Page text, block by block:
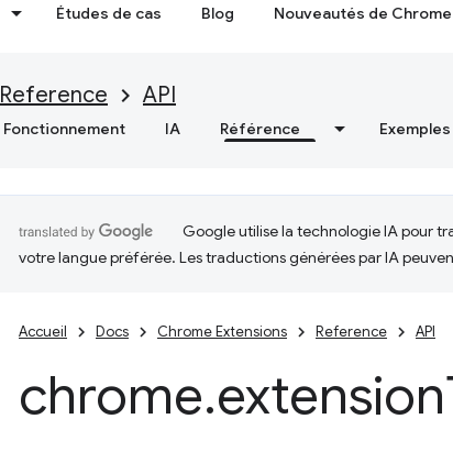
Études de cas Blog Nouveautés de Chrome
Reference API
Fonctionnement IA Référence Exemples
Google utilise la technologie IA pour
votre langue préférée. Les traductions générées par IA
Accueil Docs Chrome Extensions Reference API
chrome.extension